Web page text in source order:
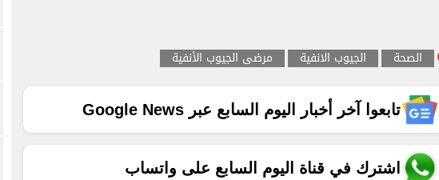
الصحة الجيوب الانفية مرضى الجيوب الأنفية
تابعوا آخر أخبار اليوم السابع عبر Google News
اشترك في قناة اليوم السابع على واتساب